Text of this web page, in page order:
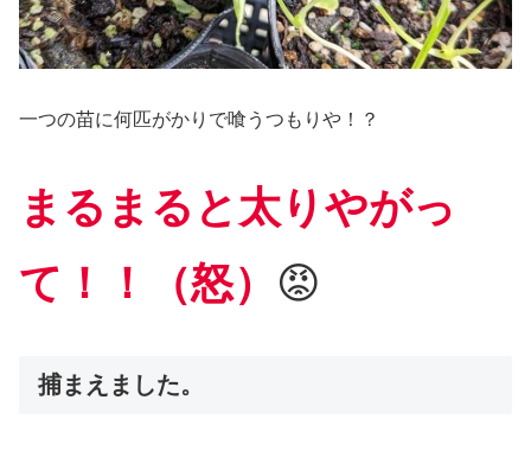
一つの苗に何匹がかりで喰うつもりや！？
まるまると太りやがっ
て！！（怒） 😡
捕まえました。